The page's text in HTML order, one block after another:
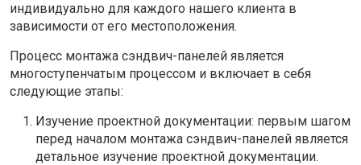
индивидуально для каждого нашего клиента в
зависимости от его местоположения.
Процесс монтажа сэндвич-панелей является
многоступенчатым процессом и включает в себя
следующие этапы:
Изучение проектной документации: первым шагом
перед началом монтажа сэндвич-панелей является
детальное изучение проектной документации.